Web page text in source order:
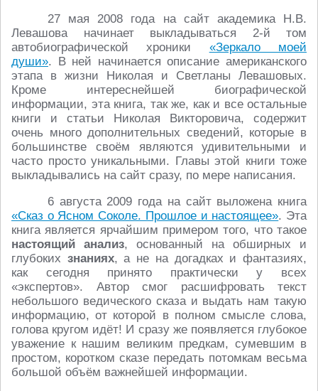
27 мая 2008 года на сайт академика Н.В.
Левашова начинает выкладываться 2-й том
автобиографической хроники «Зеркало моей
души». В ней начинается описание американского
этапа в жизни Николая и Светланы Левашовых.
Кроме интереснейшей биографической
информации, эта книга, так же, как и все остальные
книги и статьи Николая Викторовича, содержит
очень много дополнительных сведений, которые в
большинстве своём являются удивительными и
часто просто уникальными. Главы этой книги тоже
выкладывались на сайт сразу, по мере написания.
6 августа 2009 года на сайт выложена книга
«Сказ о Ясном Соколе. Прошлое и настоящее». Эта
книга является ярчайшим примером того, что такое
настоящий анализ, основанный на обширных и
глубоких знаниях, а не на догадках и фантазиях,
как сегодня принято практически у всех
«экспертов». Автор смог расшифровать текст
небольшого ведического сказа и выдать нам такую
информацию, от которой в полном смысле слова,
голова кругом идёт! И сразу же появляется глубокое
уважение к нашим великим предкам, сумевшим в
простом, коротком сказе передать потомкам весьма
большой объём важнейшей информации.